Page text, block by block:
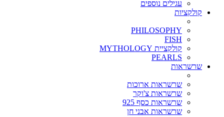
עגילים נוספים
קולקציות
PHILOSOPHY
FISH
קולקציית MYTHOLOGY
PEARLS
שרשראות
שרשראות ארוכות
שרשראות צ'וקר
שרשראות כסף 925
שרשראות אבני חן